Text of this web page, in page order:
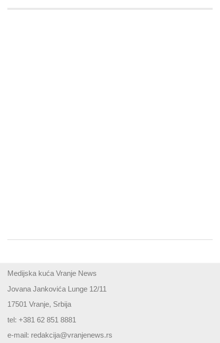
Medijska kuća Vranje News
Jovana Jankovića Lunge 12/11
17501 Vranje, Srbija
tel: +381 62 851 8881
e-mail: redakcija@vranjenews.rs